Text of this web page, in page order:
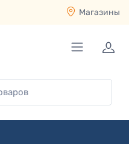
Магазины